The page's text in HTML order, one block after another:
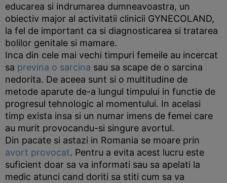
educarea si indrumarea dumneavoastra, un
obiectiv major al activitatii clinicii GYNECOLAND,
la fel de important ca si diagnosticarea si tratarea
bolilor genitale si mamare.
Inca din cele mai vechi timpuri femeile au incercat
sa previna o sarcina sau sa scape de o sarcina
nedorita. De aceea sunt si o multitudine de
metode aparute de-a lungul timpului in functie de
progresul tehnologic al momentului. In acelasi
timp exista insa si un numar imens de femei care
au murit provocandu-si singure avortul.
Din pacate si astazi in Romania se moare prin
avort provocat. Pentru a evita acest lucru este
suficient doar sa va informati sau sa apelati la
medic atunci cand doriti sa stiti cum sa va